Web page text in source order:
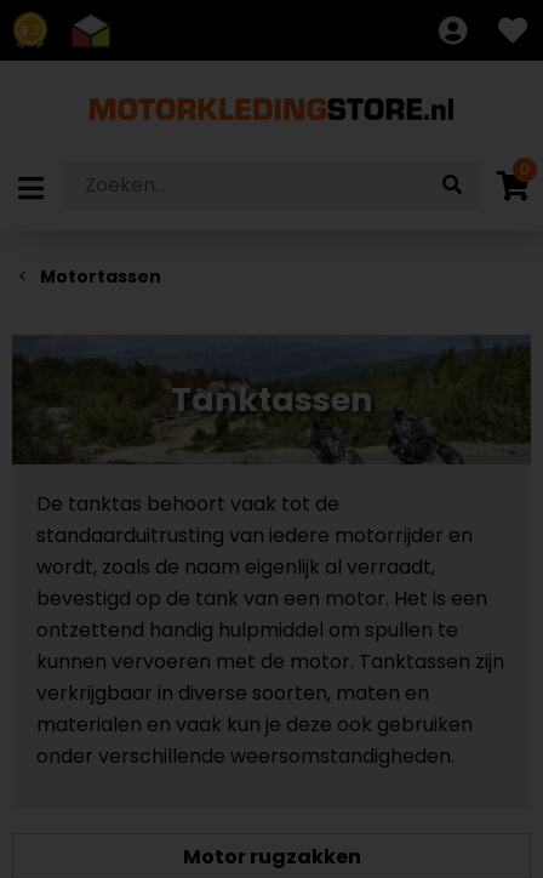
8.7
0
Motortassen
Tanktassen
De tanktas behoort vaak tot de
standaarduitrusting van iedere motorrijder en
wordt, zoals de naam eigenlijk al verraadt,
bevestigd op de tank van een motor. Het is een
ontzettend handig hulpmiddel om spullen te
kunnen vervoeren met de motor. Tanktassen zijn
verkrijgbaar in diverse soorten, maten en
materialen en vaak kun je deze ook gebruiken
onder verschillende weersomstandigheden.
Motor rugzakken